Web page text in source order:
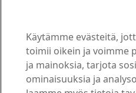
SSAB julkisti tänään
1.1.-30.6.2026
heinäToinen neljännes, Sijoittajat
Lue koko juttu
Ota yhteyttä
Käytämme evästeitä,
toimii oikein ja voimme
ja mainoksia, tarjota
ominaisuuksia ja